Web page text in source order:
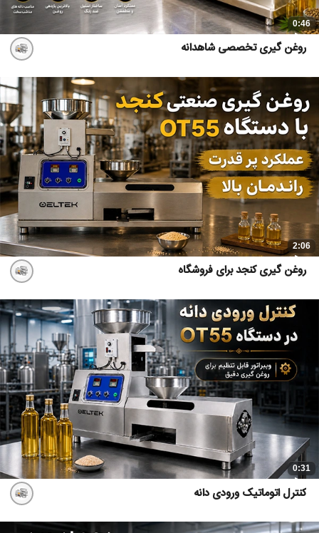
0:46
روغن گیری تخصصی شاهدانه
2:06
روغن گیری کنجد برای فروشگاه
0:31
کنترل اتوماتیک ورودی دانه